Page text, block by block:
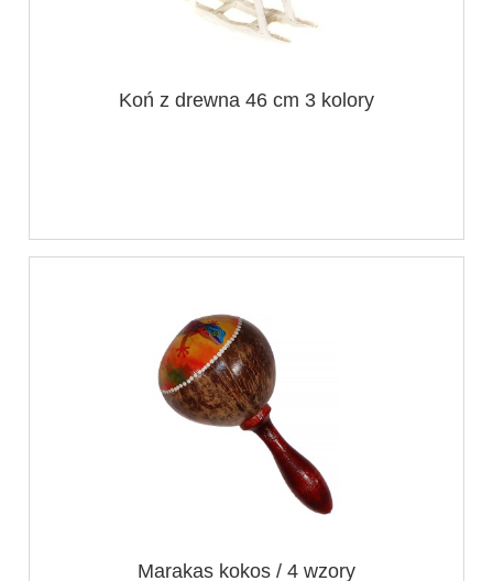
Koń z drewna 46 cm 3 kolory
Marakas kokos / 4 wzory